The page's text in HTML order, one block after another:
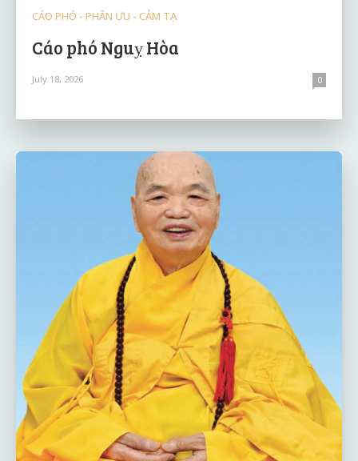
CÁO PHÓ - PHÂN ƯU - CẢM TẠ
Cáo phó Nguỵ Hòa
July 18, 2026 0